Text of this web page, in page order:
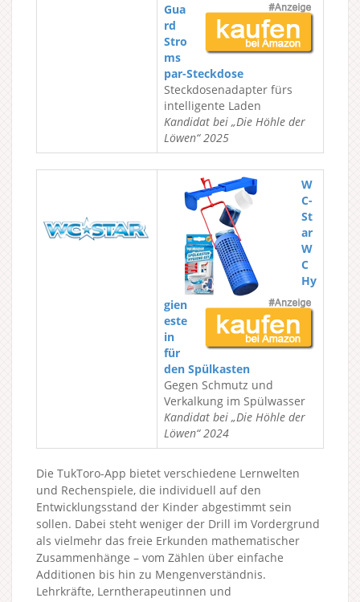
Gua
rd
Stro
ms
par-Steckdose
Steckdosenadapter fürs
intelligente Laden
Kandidat bei „Die Höhle der
Löwen“ 2025
W
C-
St
ar
W
C
Hy
gien
este
in
für
den Spülkasten
Gegen Schmutz und
Verkalkung im Spülwasser
Kandidat bei „Die Höhle der
Löwen“ 2024
Die TukToro-App bietet verschiedene Lernwelten
und Rechenspiele, die individuell auf den
Entwicklungsstand der Kinder abgestimmt sein
sollen. Dabei steht weniger der Drill im Vordergrund
als vielmehr das freie Erkunden mathematischer
Zusammenhänge – vom Zählen über einfache
Additionen bis hin zu Mengenverständnis.
Lehrkräfte, Lerntherapeutinnen und